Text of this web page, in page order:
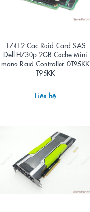
17412 Cạc Raid Card SAS
Dell H730p 2GB Cache Mini
mono Raid Controller 0T95KK
T95KK
Liên hệ